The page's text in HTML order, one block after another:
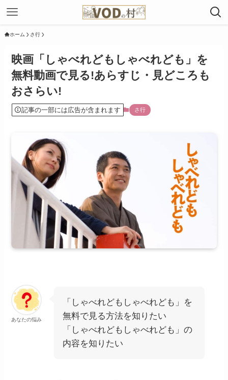
ホーム さ行
映画「しゃべれどもしゃべれども」を
無料動画で見る!あらすじ・見どころも
おさらい!
記事の一部には広告が含まれます さ行
あなたの悩み
「しゃべれどもしゃべれども」を
無料で見る方法を知りたい
「しゃべれどもしゃべれども」の
内容を知りたい